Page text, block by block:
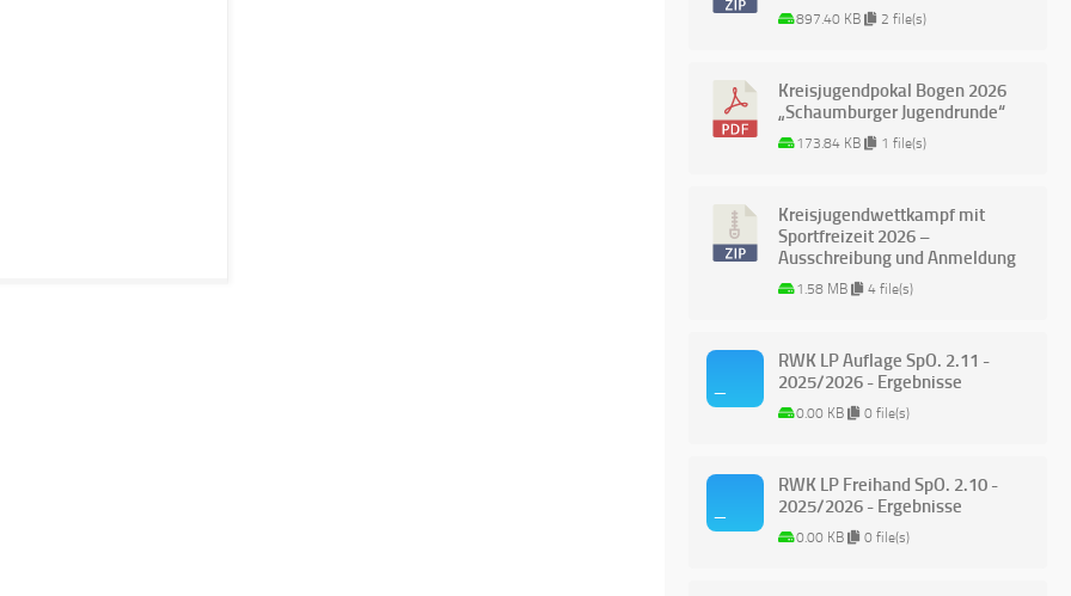
897.40 KB 2 file(s)
Kreisjugendpokal Bogen 2026
„Schaumburger Jugendrunde“
173.84 KB 1 file(s)
Kreisjugendwettkampf mit
Sportfreizeit 2026 –
Ausschreibung und Anmeldung
1.58 MB 4 file(s)
RWK LP Auflage SpO. 2.11 -
2025/2026 - Ergebnisse
0.00 KB 0 file(s)
RWK LP Freihand SpO. 2.10 -
2025/2026 - Ergebnisse
0.00 KB 0 file(s)